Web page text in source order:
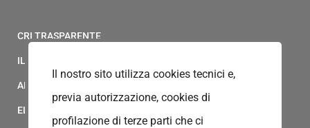
CRI TRASPARENTE
IL MODELLO 231 DELLA CROCE ROSSA ITALIANA
ALBO FORNITORI
ELENCO AVVOCATI
Il nostro sito utilizza cookies tecnici e,
previa autorizzazione, cookies di
profilazione di terze parti che ci